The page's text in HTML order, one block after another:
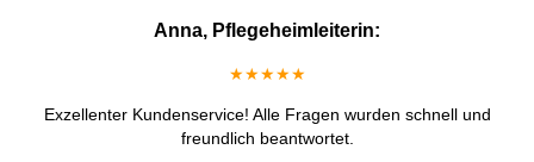
Anna, Pflegeheimleiterin:
★★★★★
Exzellenter Kundenservice! Alle Fragen wurden schnell und
freundlich beantwortet.